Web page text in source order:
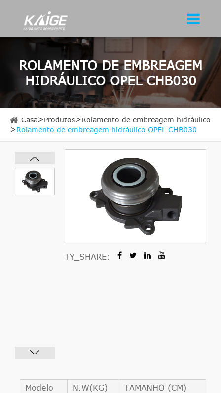
ROLAMENTO DE EMBREAGEM
HIDRÁULICO OPEL CHB030
Casa Produtos
Rolamento de embreagem hidráulico
Rolamento de embreagem hidráulico OPEL CHB030
TY_SHARE:
Modelo N.W(KG)
TAMANHO (CM)